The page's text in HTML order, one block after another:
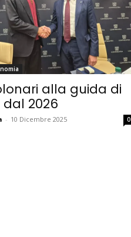
alla guida di
dal 2026
- 10 Dicembre 2025 0